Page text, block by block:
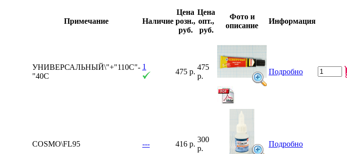
Примечание Наличие
Цена
розн.,
руб.
Цена
опт.,
руб.
Фото и
описание
Информация
УНИВЕРСАЛЬНЫЙ\"+"110C"-
"40C
1
475 р.
475
р.
Подробно
COSMO\FL95 --- 416 р.
300
р.
Подробно